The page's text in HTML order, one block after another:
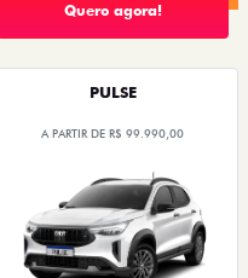
Quero agora!
PULSE
A PARTIR DE R$ 99.990,00